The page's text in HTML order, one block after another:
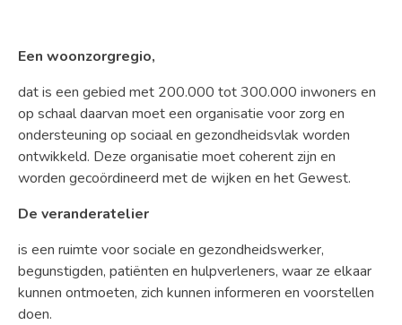
Een woonzorgregio,
dat is een gebied met 200.000 tot 300.000 inwoners en
op schaal daarvan moet een organisatie voor zorg en
ondersteuning op sociaal en gezondheidsvlak worden
ontwikkeld. Deze organisatie moet coherent zijn en
worden gecoördineerd met de wijken en het Gewest.
De veranderatelier
is een ruimte voor sociale en gezondheidswerker,
begunstigden, patiënten en hulpverleners, waar ze elkaar
kunnen ontmoeten, zich kunnen informeren en voorstellen
doen.